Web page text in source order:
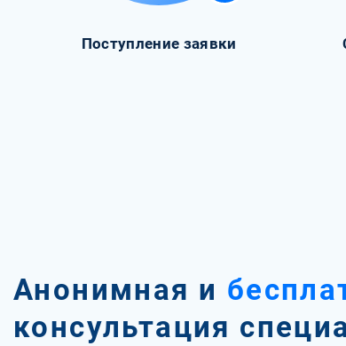
Поступление заявки
Анонимная и
консультация